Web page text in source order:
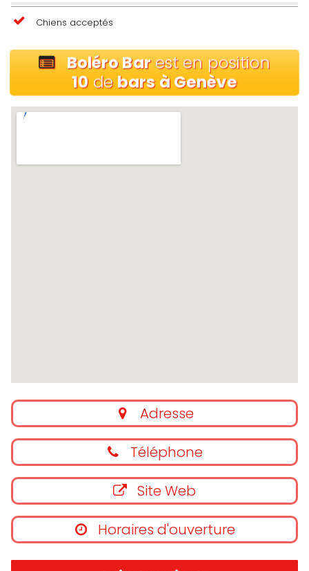
Chiens acceptés
Boléro Barest en position
10 de bars à Genève
Adresse
Téléphone
Site Web
Horaires d'ouverture